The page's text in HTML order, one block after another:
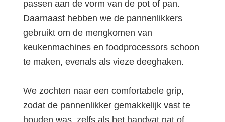
passen aan de vorm van de pot of pan.
Daarnaast hebben we de pannenlikkers
gebruikt om de mengkomen van
keukenmachines en foodprocessors schoon
te maken, evenals als vieze deeghaken.
We zochten naar een comfortabele grip,
zodat de pannenlikker gemakkelijk vast te